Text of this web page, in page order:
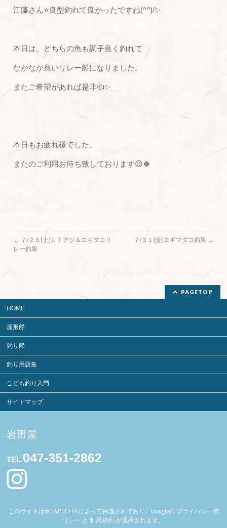
江藤さん⭐良型釣れて良かったですね(^^)/✨
本日は、どちらの魚も調子良く釣れて
なかなか良いリレー船になりました。
またご希望があれば是非👍✨
本日もお疲れ様でした。
またのご利用お待ち致しております😌🍀
← ７/２５(土)ＬＴアジ＆エギダコリ
レー釣果
７/３１(金)エギマダコ釣果 →
PAGETOP
HOME
屋形船
釣り船
釣り用語集
こども釣り入門
サイトマップ
岩田屋
TEL.047-351-2862
このサイトはreCAPTCHAによって保護されており、Googleの プライバシーポ
リシー と利用規約 が適用されます。